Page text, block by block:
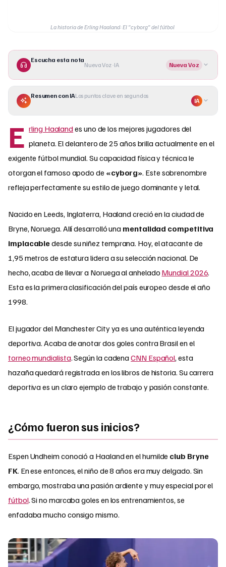
La historia de Erling Haaland: El "cyborg" del fútbol
Escucha esta nota
Nueva Voz · IA Nueva Voz
Resumen con IALos puntos clave en segundos
IA
E rling Haalandes uno de los mejores jugadores del
planeta. El delantero de 25 años brilla actualmente en el
exigente fútbol mundial. Su capacidad física y técnica le
otorgan el famoso apodo de «cyborg». Este sobrenombre
refleja perfectamente su estilo de juego dominante y letal.
Nacido en Leeds, Inglaterra, Haaland creció en la ciudad de
Bryne, Noruega. Allí desarrolló una mentalidad competitiva
implacabledesde su niñez temprana. Hoy, el atacante de
1,95 metros de estatura lidera a su selección nacional. De
hecho, acaba de llevar a Noruega al anhelado Mundial 2026.
Esta es la primera clasificación del país europeo desde el año
1998.
El jugador del Manchester City ya es una auténtica leyenda
deportiva. Acaba de anotar dos goles contra Brasil en el
torneo mundialista. Según la cadenaCNN Español, esta
hazaña quedará registrada en los libros de historia. Su carrera
deportiva es un claro ejemplo de trabajo y pasión constante.
¿Cómo fueron sus inicios?
Espen Undheim conoció a Haaland en el humilde club Bryne
FK. En ese entonces, el niño de 8 años era muy delgado. Sin
embargo, mostraba una pasión ardiente y muy especial por el
fútbol. Si no marcaba goles en los entrenamientos, se
enfadaba mucho consigo mismo.